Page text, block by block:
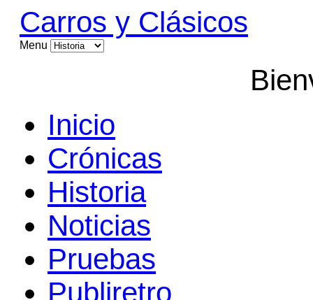
Carros y Clásicos
Menu
Inicio
Crónicas
Historia
Noticias
Pruebas
Publiretro